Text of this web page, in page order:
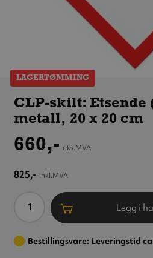
LAGERTØMMING
CLP-skilt:
(GHS05),
metall,
CLP-skilt: Etsende
metall, 20 x 20 cm
660,- eks.MVA
825,- inkl.MVA
Antall Legg i
Bestillingsvare: Leveringstid